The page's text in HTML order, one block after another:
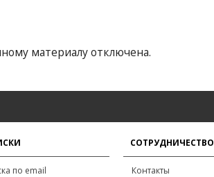
материалу отключена.
по email
СОТРУДНИЧЕСТВО
Контакты